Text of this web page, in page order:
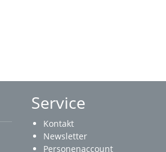
Service
Kontakt
Newsletter
Personenaccount